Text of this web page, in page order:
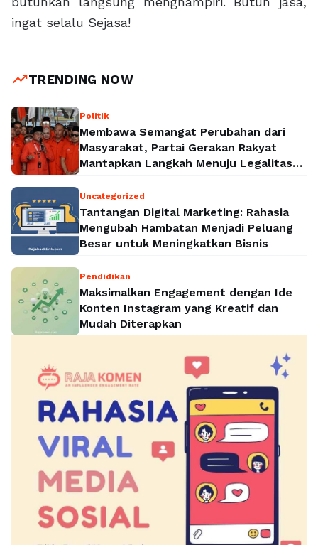
ingat selalu Sejasa!
trending_upTRENDING NOW
Politik
Membawa Semangat Perubahan dari
Masyarakat, Partai Gerakan Rakyat
Mantapkan Langkah Menuju Legalitas
Uncategorized
Tantangan Digital Marketing: Rahasia
Mengubah Hambatan Menjadi Peluang
Besar untuk Meningkatkan Bisnis
Pendidikan
Maksimalkan Engagement dengan Ide
Konten Instagram yang Kreatif dan
Mudah Diterapkan